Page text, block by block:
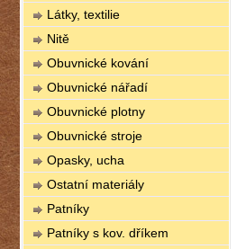
Látky, textilie
Nitě
Obuvnické kování
Obuvnické nářadí
Obuvnické plotny
Obuvnické stroje
Opasky, ucha
Ostatní materiály
Patníky
Patníky s kov. dříkem